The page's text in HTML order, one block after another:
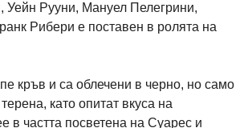
Уейн Рууни, Мануел Пелегрини,
Рибери е поставен в ролята на
кръв и са облечени в черно, но само
като опитат вкуса на
в частта посветена на Суарес и